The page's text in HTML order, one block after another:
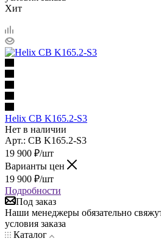
Хит
Helix CB K165.2-S3
Нет в наличии
Арт.: CB K165.2-S3
19 900 ₽/шт
Варианты цен
19 900 ₽/шт
Подробности
Под заказ
Наши менеджеры обязательно
условия заказа
Каталог